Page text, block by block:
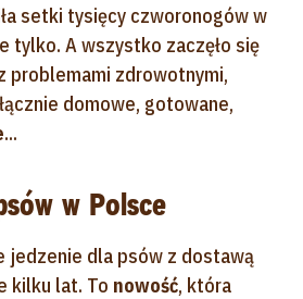
setki tysięcy czworonogów w
tylko. A wszystko zaczęło się
problemami zdrowotnymi,
domowe, gotowane,
...
w Polsce
jedzenie dla psów z dostawą
kilku lat. To nowość, która